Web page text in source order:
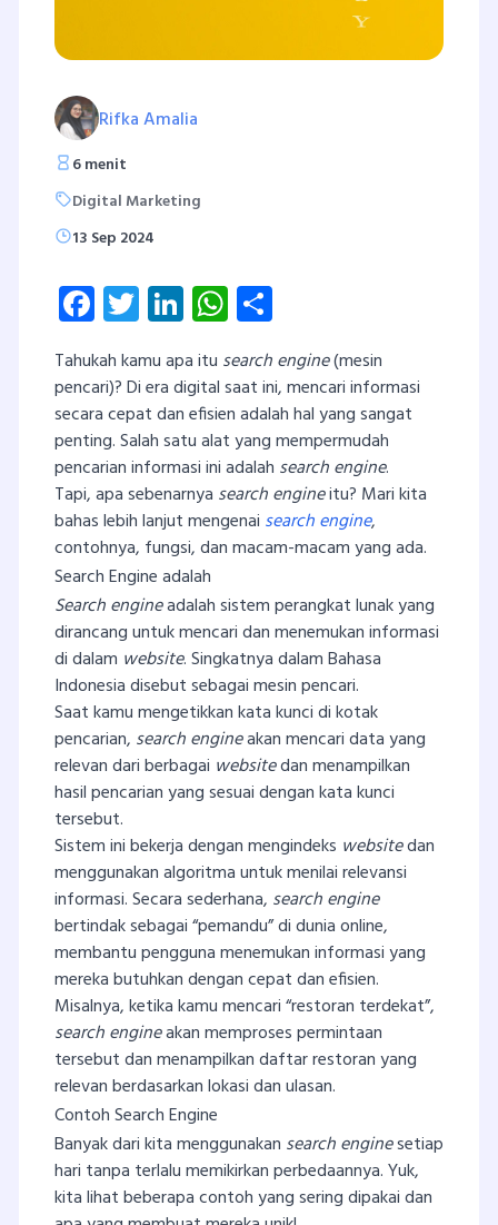
Rifka Amalia
6 menit
Digital Marketing
13 Sep 2024
Facebook
Twitter
LinkedInWhatsApp
Tahukah kamu apa itu search engine(mesin
pencari)? Di era digital saat ini, mencari informasi
secara cepat dan efisien adalah hal yang sangat
penting. Salah satu alat yang mempermudah
pencarian informasi ini adalah search engine.
Tapi, apa sebenarnya search engineitu? Mari kita
bahas lebih lanjut mengenai search engine,
contohnya, fungsi, dan macam-macam yang ada.
Search Engine adalah
Search engineadalah sistem perangkat lunak yang
dirancang untuk mencari dan menemukan informasi
di dalam website. Singkatnya dalam Bahasa
Indonesia disebut sebagai mesin pencari.
Saat kamu mengetikkan kata kunci di kotak
pencarian, search engineakan mencari data yang
relevan dari berbagai websitedan menampilkan
hasil pencarian yang sesuai dengan kata kunci
tersebut.
Sistem ini bekerja dengan mengindeks websitedan
menggunakan algoritma untuk menilai relevansi
informasi. Secara sederhana, search engine
bertindak sebagai “pemandu” di dunia online,
membantu pengguna menemukan informasi yang
mereka butuhkan dengan cepat dan efisien.
Misalnya, ketika kamu mencari “restoran terdekat”,
search engineakan memproses permintaan
tersebut dan menampilkan daftar restoran yang
relevan berdasarkan lokasi dan ulasan.
Contoh Search Engine
Banyak dari kita menggunakan search enginesetiap
hari tanpa terlalu memikirkan perbedaannya. Yuk,
kita lihat beberapa contoh yang sering dipakai dan